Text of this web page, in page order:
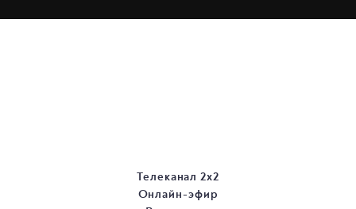
Телеканал 2х2
Онлайн-эфир